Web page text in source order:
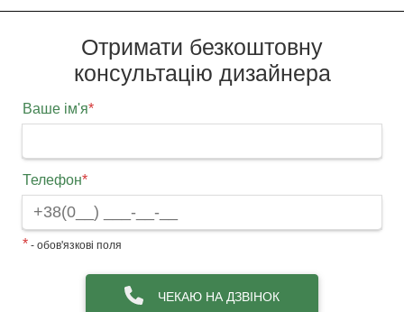
Отримати безкоштовну
консультацію дизайнера
Ваше ім'я*
Телефон*
* - обов'язкові поля
ЧЕКАЮ НА ДЗВІНОК